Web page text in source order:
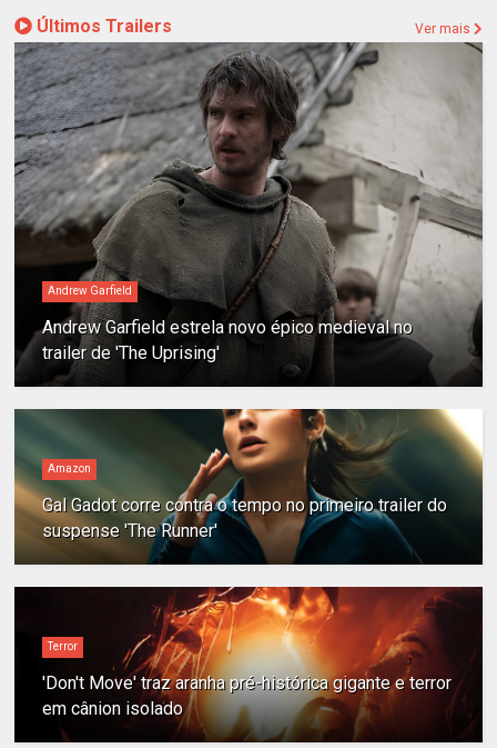
Últimos Trailers Ver mais
Andrew Garfield
Andrew Garfield estrela novo épico medieval no
trailer de 'The Uprising'
Amazon
Gal Gadot corre contra o tempo no primeiro trailer do
suspense 'The Runner'
Terror
'Don't Move' traz aranha pré-histórica gigante e terror
em cânion isolado